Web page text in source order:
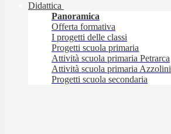
Didattica
Panoramica
Offerta formativa
I progetti delle classi
Progetti scuola primaria
Attività scuola primaria Petrarca
Attività scuola primaria Azzolini
Progetti scuola secondaria